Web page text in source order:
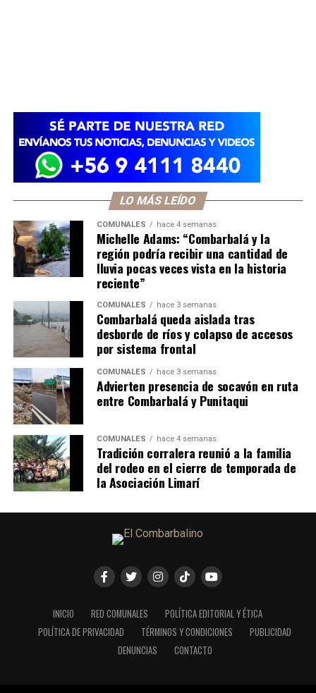
LO MÁS LEÍDO
COMUNALES hace 4 semanas
Michelle Adams: “Combarbalá y la
región podría recibir una cantidad de
lluvia pocas veces vista en la historia
reciente”
COMUNALES hace 3 semanas
Combarbalá queda aislada tras
desborde de ríos y colapso de accesos
por sistema frontal
COMUNALES hace 3 semanas
Advierten presencia de socavón en ruta
entre Combarbalá y Punitaqui
COMUNALES hace 4 semanas
Tradición corralera reunió a la familia
del rodeo en el cierre de temporada de
la Asociación Limarí
INICIO RED COMUNALES
POLÍTICA EDITORIAL Y ÉTICA
POLÍTICA DE PRIVACIDAD
TÉRMINOS Y CONDICIONES
PUBLICIDAD
DENUNCIAS
CONTACTO